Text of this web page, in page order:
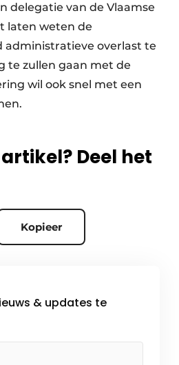
delegatie van de Vlaamse
laten weten de
administratieve overlast te
te zullen gaan met de
wil ook snel met een
Deel het
Kopieer
& updates te